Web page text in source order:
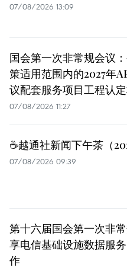
07/08/2026 13:09
国会第一次非常规会议
策适用范围内的2027年
议配套服务项目工程认
07/08/2026 11:27
☕️越通社新闻下午茶（
07/08/2026 09:39
第十六届国会第一次非
享电信基础设施数据服
作